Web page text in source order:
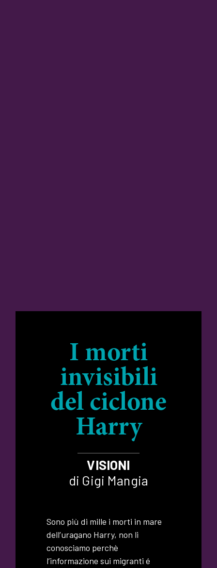
I morti
invisibili
del ciclone
Harry
VISIONI
di Gigi Mangia
Sono più di mille i morti in mare
dell’uragano Harry, non li
conosciamo perchè
l’informazione sui migranti é